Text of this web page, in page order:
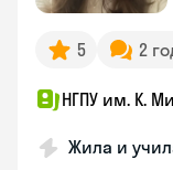
5 2
НГПУ им. К.
Жила и